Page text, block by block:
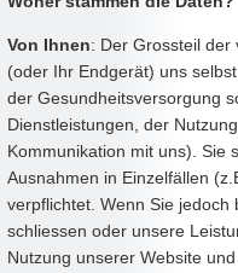
Von Ihnen: Der Grossteil der
(oder Ihr Endgerät) uns
der Gesundheitsversorgung
Dienstleistungen, der
Kommunikation mit uns). Sie
Ausnahmen in Einzelfällen
verpflichtet. Wenn Sie jedoch
schliessen oder unsere
Nutzung unserer Website